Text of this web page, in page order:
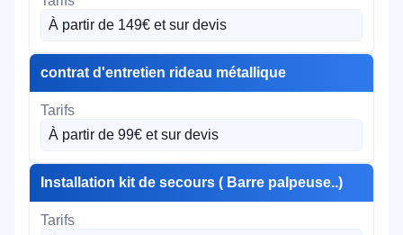
À partir de 149€ et sur devis
contrat d'entretien rideau métallique
À partir de 99€ et sur devis
Installation kit de secours ( Barre palpeuse..)